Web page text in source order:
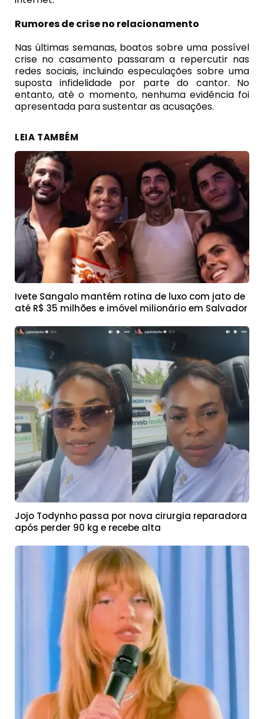
Rumores de crise no relacionamento
Nas últimas semanas, boatos sobre uma possível
crise no casamento passaram a repercutir nas
redes sociais, incluindo especulações sobre uma
suposta infidelidade por parte do cantor. No
entanto, até o momento, nenhuma evidência foi
apresentada para sustentar as acusações.
LEIA TAMBÉM
Ivete Sangalo mantém rotina de luxo com jato de
até R$ 35 milhões e imóvel milionário em Salvador
Jojo Todynho passa por nova cirurgia reparadora
após perder 90 kg e recebe alta